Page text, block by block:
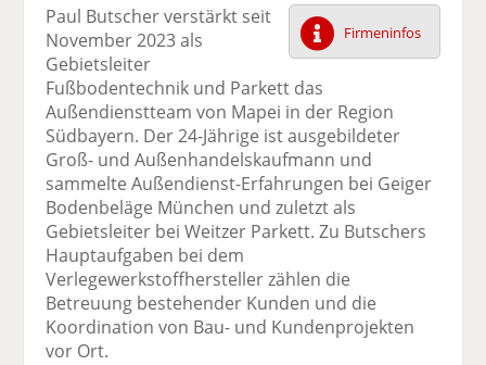
uf
F
ac
b
o
o
k
te
il
n
wi
tt
er
uf
Li
n
e
di
te
e
er
E
m
v
se
d
ck
e
Firmeninfos
Paul Butscher verstärkt seit
November 2023 als
Gebietsleiter
Fußbodentechnik und Parkett das
Außendienstteam von Mapei in der Region
Südbayern. Der 24-Jährige ist ausgebildeter
Groß- und Außenhandelskaufmann und
sammelte Außendienst-Erfahrungen bei Geiger
Bodenbeläge München und zuletzt als
Gebietsleiter bei Weitzer Parkett. Zu Butschers
Hauptaufgaben bei dem
Verlegewerkstoffhersteller zählen die
Betreuung bestehender Kunden und die
Koordination von Bau- und Kundenprojekten
vor Ort.